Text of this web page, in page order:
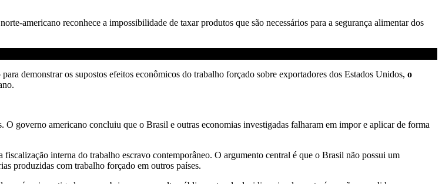
americano reconhece a impossibilidade de taxar produtos que são necessários para a segurança alimentar dos
demonstrar os supostos efeitos econômicos do trabalho forçado sobre exportadores dos Estados Unidos, o
O governo americano concluiu que o Brasil e outras economias investigadas falharam em impor e aplicar de forma
interna do trabalho escravo contemporâneo. O argumento central é que o Brasil não possui um
produzidas com trabalho forçado em outros países.